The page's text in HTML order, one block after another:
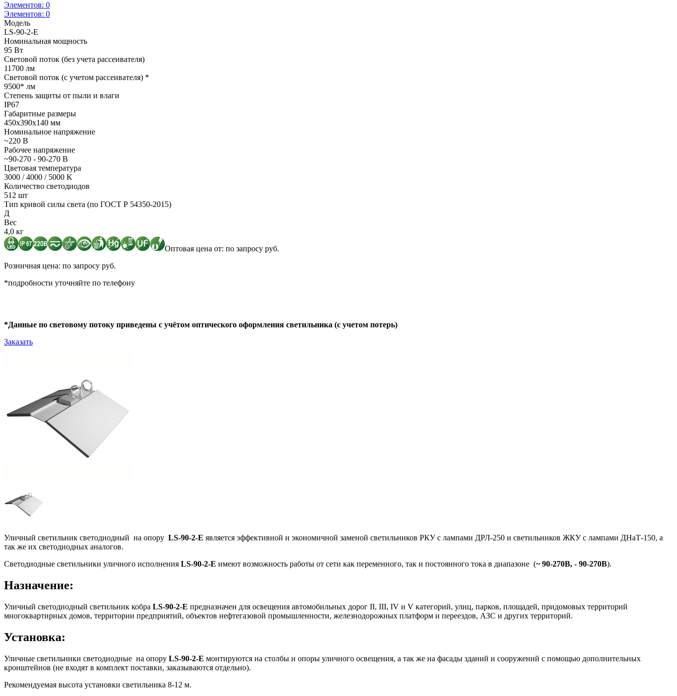
Элементов: 0
Элементов: 0
Модель
LS-90-2-E
Номинальная мощность
95 Вт
Световой поток (без учета рассеивателя)
11700 лм
Световой поток (с учетом рассеивателя) *
9500* лм
Степень защиты от пыли и влаги
IP67
Габаритные размеры
450х390х140 мм
Номинальное напряжение
~220 В
Рабочее напряжение
~90-270 - 90-270 В
Цветовая температура
3000 / 4000 / 5000 K
Количество светодиодов
512 шт
Тип кривой силы света (по ГОСТ Р 54350-2015)
Д
Вес
4,0 кг
Оптовая цена от: по запросу руб.
Розничная цена: по запросу руб.
*подробности уточняйте по телефону
*Данные по световому потоку приведены с учётом оптического оформления светильника (с учетом потерь)
Заказать
Уличный светильник светодиодный на опору LS-90-2-E является эффективной и экономичной заменой светильников РКУ с лампами ДРЛ-250 и светильников ЖКУ с лампами ДНаТ-150, а
так же их светодиодных аналогов.
Светодиодные светильники уличного исполнения LS-90-2-E имеют возможность работы от сети как переменного, так и постоянного тока в диапазоне (~ 90-270В, - 90-270В).
Назначение:
Уличный светодиодный светильник кобра LS-90-2-E предназначен для освещения автомобильных дорог II, III, IV и V категорий, улиц, парков, площадей, придомовых территорий
многоквартирных домов, территории предприятий, объектов нефтегазовой промышленности, железнодорожных платформ и переездов, АЗС и других территорий.
Установка:
Уличные светильники светодиодные на опору LS-90-2-E монтируются на столбы и опоры уличного освещения, а так же на фасады зданий и сооружений с помощью дополнительных
кронштейнов (не входят в комплект поставки, заказываются отдельно).
Рекомендуемая высота установки светильника 8-12 м.